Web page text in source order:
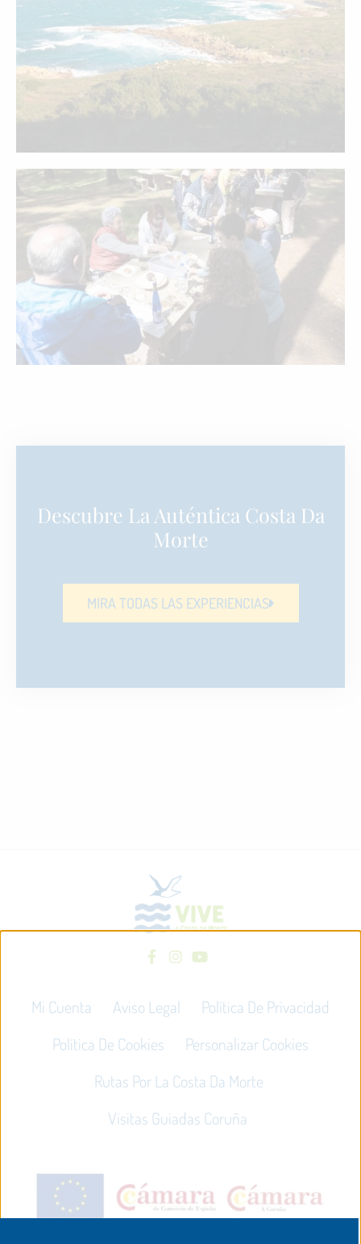
Descubre La Auténtica Costa Da
Morte
MIRA TODAS LAS EXPERIENCIAS
Mi Cuenta Aviso Legal
Política De Privacidad
Política De Cookies
Personalizar Cookies
Rutas Por La Costa Da Morte
Visitas Guiadas Coruña